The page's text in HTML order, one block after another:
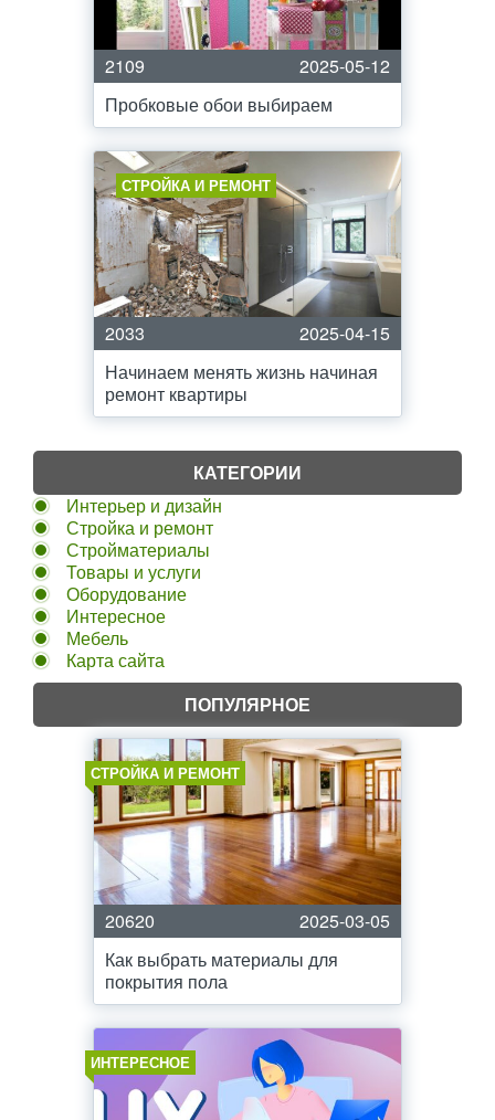
2109
2025-05-12
Пробковые обои выбираем
СТРОЙКА И РЕМОНТ
2033
2025-04-15
Начинаем менять жизнь начиная
ремонт квартиры
КАТЕГОРИИ
Интерьер и дизайн
Стройка и ремонт
Стройматериалы
Товары и услуги
Оборудование
Интересное
Мебель
Карта сайта
ПОПУЛЯРНОЕ
СТРОЙКА И РЕМОНТ
20620
2025-03-05
Как выбрать материалы для
покрытия пола
ИНТЕРЕСНОЕ